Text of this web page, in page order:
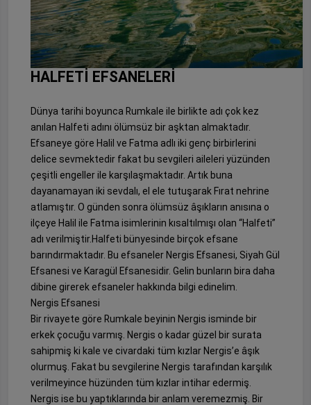
HALFETİ EFSANELERİ
Dünya tarihi boyunca Rumkale ile birlikte adı çok kez
anılan Halfeti adını ölümsüz bir aşktan almaktadır.
Efsaneye göre Halil ve Fatma adlı iki genç birbirlerini
delice sevmektedir fakat bu sevgileri aileleri yüzünden
çeşitli engeller ile karşılaşmaktadır. Artık buna
dayanamayan iki sevdalı, el ele tutuşarak Fırat nehrine
atlamıştır. O günden sonra ölümsüz âşıkların anısına o
ilçeye Halil ile Fatma isimlerinin kısaltılmışı olan “Halfeti”
adı verilmiştir.Halfeti bünyesinde birçok efsane
barındırmaktadır. Bu efsaneler Nergis Efsanesi, Siyah Gül
Efsanesi ve Karagül Efsanesidir. Gelin bunların bira daha
dibine girerek efsaneler hakkında bilgi edinelim.
Nergis Efsanesi
Bir rivayete göre Rumkale beyinin Nergis isminde bir
erkek çocuğu varmış. Nergis o kadar güzel bir surata
sahipmiş ki kale ve civardaki tüm kızlar Nergis’e âşık
olurmuş. Fakat bu sevgilerine Nergis tarafından karşılık
verilmeyince hüzünden tüm kızlar intihar edermiş.
Nergis ise bu yaptıklarında bir anlam veremezmiş. Bir